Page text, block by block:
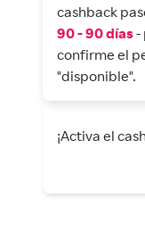
cashback
90 - 90 días-
confirme el
"disponible".
¡Activa el